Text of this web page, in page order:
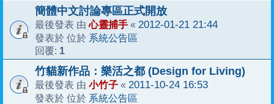
簡體中文討論專區正式開放
最後發表 由心靈捕手 « 2012-01-21 21:44
發表於 位於 系統公告區
回覆: 1
竹貓新作品：樂活之都 (Design for Living)
最後發表 由 小竹子 « 2011-10-24 16:53
發表於 位於 系統公告區